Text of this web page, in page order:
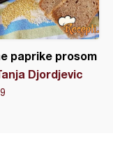
paprike prosom
Djordjevic